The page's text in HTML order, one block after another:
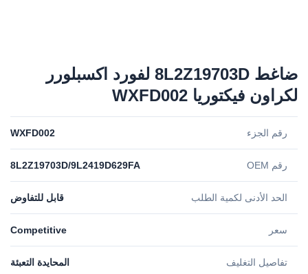
ضاغط 8L2Z19703D لفورد اكسبلورر
لكراون فيكتوريا WXFD002
رقم الجزء WXFD002
رقم OEM 8L2Z19703D/9L2419D629FA
الحد الأدنى لكمية الطلب قابل للتفاوض
سعر Competitive
تفاصيل التغليف المحايدة التعبئة